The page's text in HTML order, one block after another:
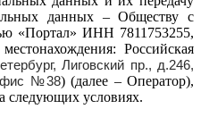
данных – Обществу с
«Портал» ИНН 7811753255,
Российская
, Лиговский пр., д.246,
№38) (далее – Оператор),
следующих условиях.